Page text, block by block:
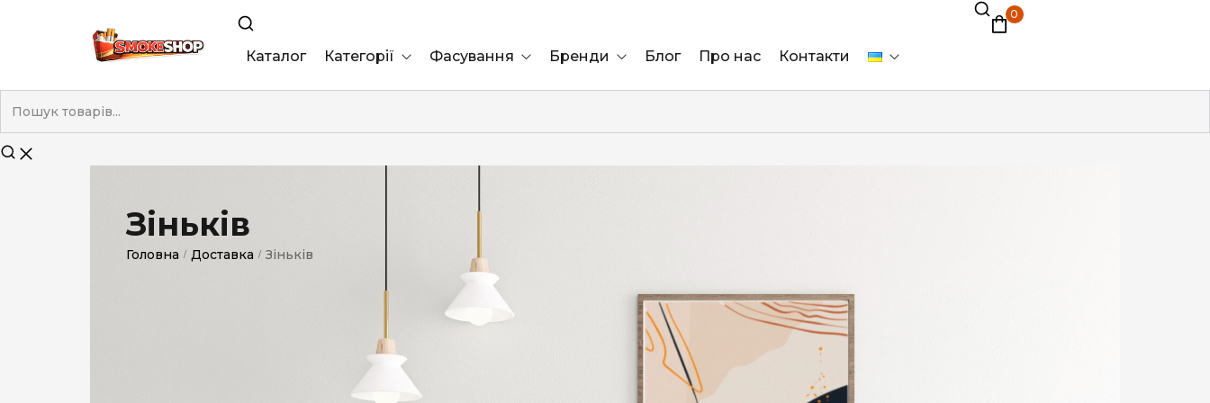
Каталог Категорії
Без фільтра
Смакові (капсула)
Фасування Бренди Блог Про нас Контакти
0
Зіньків
Головна / Доставка / Зіньків